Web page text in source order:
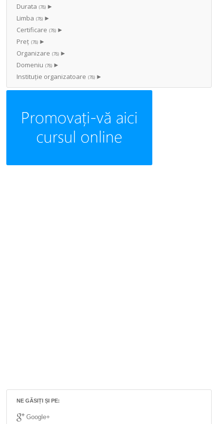
Durata (78) ►
Limba (78) ►
Certificare (78) ►
Preț (78) ►
Organizare (78) ►
Domeniu (78) ►
Instituţie organizatoare (78) ►
NE GĂSIȚI ȘI PE:
Google+